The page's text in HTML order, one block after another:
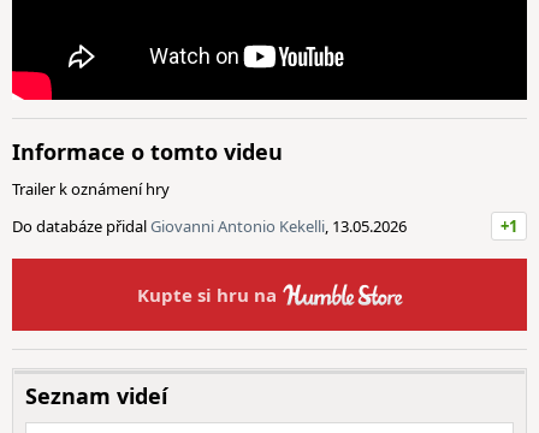
Informace o tomto videu
Trailer k oznámení hry
Do databáze přidalGiovanni Antonio Kekelli, 13.05.2026 +1
Kupte si hru na
Seznam videí